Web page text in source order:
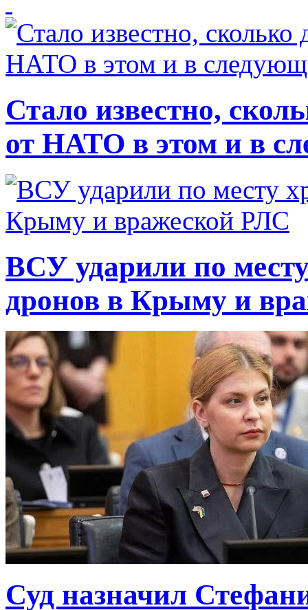
Стало известно,
от НАТО в этом и в
ВСУ ударили по
дронов в Крыму и
Суд назначил